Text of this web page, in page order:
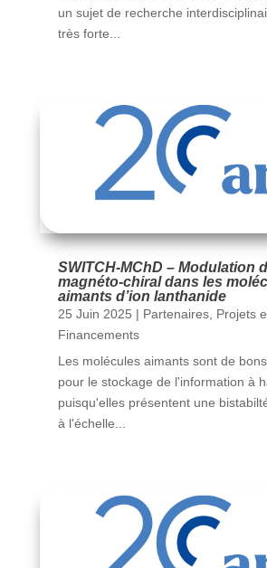
un sujet de recherche
très forte...
SWITCH-MChD – Modulation
magnéto-chiral dans les
aimants d’ion lanthanide
25 Juin 2025 | Partenaires, Projets
Financements
Les molécules aimants sont de
pour le stockage de l'information à
puisqu'elles présentent une
à l'échelle...